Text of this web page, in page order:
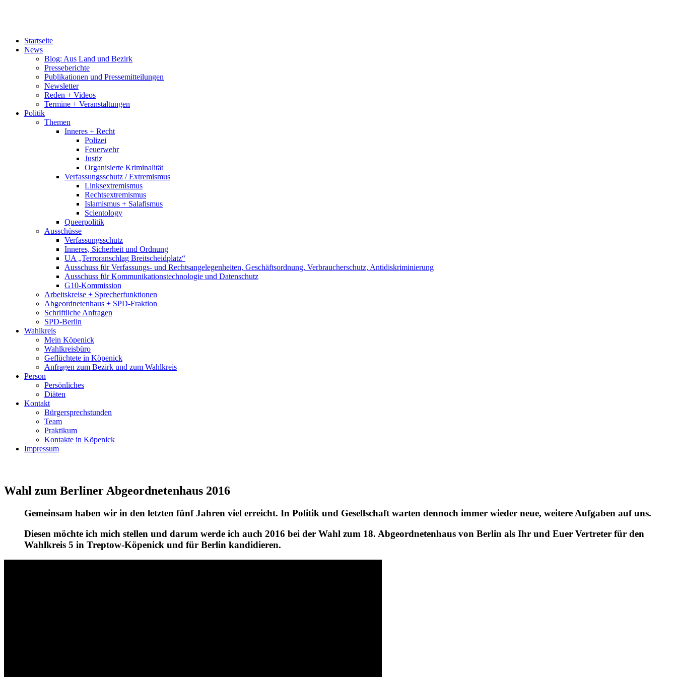
Startseite
News
Blog: Aus Land und Bezirk
Presseberichte
Publikationen und Pressemitteilungen
Newsletter
Reden + Videos
Termine + Veranstaltungen
Politik
Themen
Inneres + Recht
Polizei
Feuerwehr
Justiz
Organisierte Kriminalität
Verfassungsschutz / Extremismus
Linksextremismus
Rechtsextremismus
Islamismus + Salafismus
Scientology
Queerpolitik
Ausschüsse
Verfassungsschutz
Inneres, Sicherheit und Ordnung
UA „Terroranschlag Breitscheidplatz“
Ausschuss für Verfassungs- und Rechtsangelegenheiten, Geschäftsordnung, Verbraucherschutz, Antidiskriminierung
Ausschuss für Kommunikationstechnologie und Datenschutz
G10-Kommission
Arbeitskreise + Sprecherfunktionen
Abgeordnetenhaus + SPD-Fraktion
Schriftliche Anfragen
SPD-Berlin
Wahlkreis
Mein Köpenick
Wahlkreisbüro
Geflüchtete in Köpenick
Anfragen zum Bezirk und zum Wahlkreis
Person
Persönliches
Diäten
Kontakt
Bürgersprechstunden
Team
Praktikum
Kontakte in Köpenick
Impressum
Wahl zum Berliner Abgeordnetenhaus 2016
Gemeinsam haben wir in den letzten fünf Jahren viel erreicht. In Politik und Gesellschaft warten dennoch immer wieder neue, weitere Aufgaben auf uns.
Diesen möchte ich mich stellen und darum werde ich auch 2016 bei der Wahl zum 18. Abgeordnetenhaus von Berlin als Ihr und Euer Vertreter für den
Wahlkreis 5 in Treptow-Köpenick und für Berlin kandidieren.